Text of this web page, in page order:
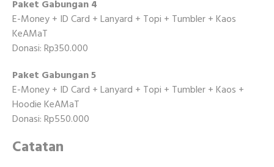
Paket Gabungan 4
E-Money + ID Card + Lanyard + Topi + Tumbler + Kaos
KeAMaT
Donasi: Rp350.000
Paket Gabungan 5
E-Money + ID Card + Lanyard + Topi + Tumbler + Kaos +
Hoodie KeAMaT
Donasi: Rp550.000
Catatan